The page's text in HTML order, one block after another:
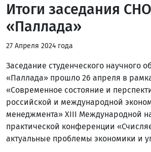
Итоги заседания СНО
«Паллада»
27 Апреля 2024 года
Заседание студенческого научного
«Паллада» прошло 26 апреля в
«Современное состояние и
российской и международной
менеджмента» XIII Международной
практической конференции
актуальные проблемы экономики и